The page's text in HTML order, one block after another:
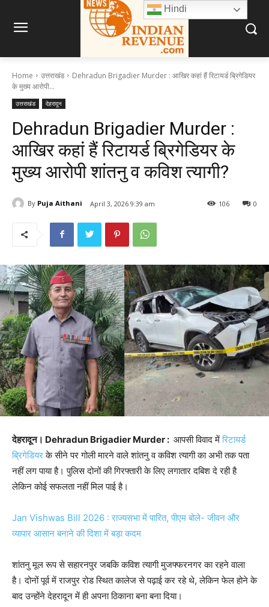
Home उत्तराखंड
Dehradun Brigadier Murder : आखिर कहां हैं रिटायर्ड ब्रिगेडियर
के मुख्य आरोपी...
उत्तराखंड देहरादून
Dehradun Brigadier Murder :
आखिर कहां हैं रिटायर्ड ब्रिगेडियर के
मुख्य आरोपी शांतनु व कविश त्यागी?
By Puja Aithani April 3, 2026 9:39 am 0
106
देहरादून। Dehradun Brigadier Murder : आपसी विवाद मेंरिटायर्ड
ब्रिगेडियरके सीने पर गोली मारने वाले शांतनु व कविश त्यागी का अभी तक पता
नहीं लग पाया है। पुलिस दोनों की गिरफ्तारी के लिए लगातार दबिश दे रही है
लेकिन कोई सफलता नहीं मिल पाई है।
Jan Vishwas Bill 2026 : राज्यसभा में पारित, पीएम बोले- जीवन और
व्यापार आसान बनाने की दिशा में बड़ा कदम
शांतनु मूल रूप से सहारनपुर जबकि कविश त्यागी मुजफ्फरनगर का रहने वाला
है। दोनों पूर्व में राजपुर रोड स्थित कालेज से पढ़ाई कर रहे थे, लेकिन फेल होने के
बाद उन्होंने देहरादून में ही अपना ठिकाना बना बना दिया।
Hindi